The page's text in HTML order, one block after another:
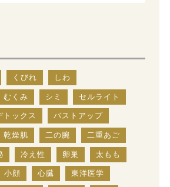
くびれ しわ
むくみ シミ セルライト
トックス バストアップ
乾燥肌 二の腕 二重あご
冷え性 卵巣 太もも
小顔 心臓 東洋医学